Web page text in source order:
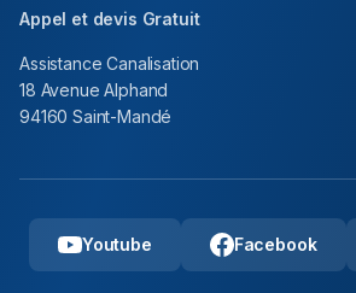
Appel et devis Gratuit
Assistance Canalisation
18 Avenue Alphand
94160 Saint-Mandé
Youtube Facebook